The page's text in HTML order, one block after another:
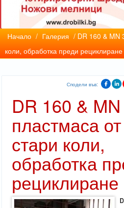
Начало / Галерия / DR 160 & MN
коли, обработка преди рециклиране
Сподели във:
DR 160 &
пластмаса от
стари коли,
обработка
рециклиране